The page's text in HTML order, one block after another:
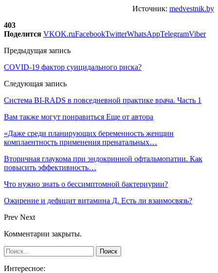
Источник: medvestnik.by
403
Поделится VKOK.ruFacebookTwitterWhatsAppTelegramViber
Предыдущая запись
COVID-19 фактор суицидального риска?
Следующая запись
Система BI-RADS в повседневной практике врача. Часть 1
Вам также могут понравиться Еще от автора
«Даже среди планирующих беременность женщин
комплаентность применения пренатальных…
Вторичная глаукома при эндокринной офтальмопатии. Как
повысить эффективность…
Что нужно знать о бессимптомной бактериурии?
Ожирение и дефицит витамина Д. Есть ли взаимосвязь?
Prev Next
Комментарии закрыты.
Интересное: